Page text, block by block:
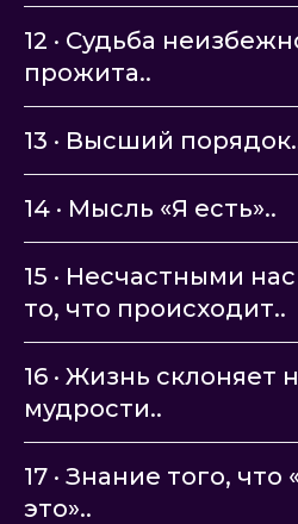
12 · Судьба
прожита..
13 · Высший
14 · Мысль «Я есть»..
15 · Несчастными
то, что происходит..
16 · Жизнь склоняет
мудрости..
17 · Знание того, что
это»..